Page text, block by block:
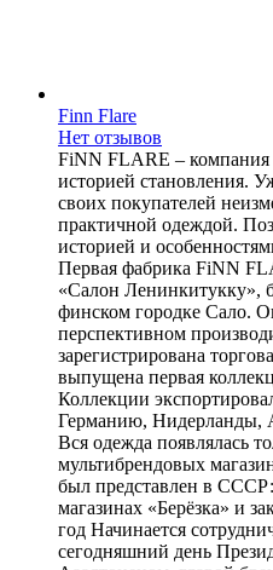
Finn Flare
Нет отзывов
FiNN FLARE – компания
историей становления.
своих покупателей
практичной одеждой.
историей и
Первая фабрика FiNN
«Салон Ленинкитукку»,
финском городке Сало.
перспективном
зарегистрирована
выпущена первая
Коллекции
Германию,
Вся одежда появлялась
мультибрендовых
был представлен в
магазинах «Берёзка» и
год Начинается
сегодняшний день